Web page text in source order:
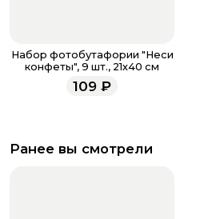
Набор фотобутафории "Неси
конфеты", 9 шт., 21х40 см
109 ₽
Ранее вы смотрели